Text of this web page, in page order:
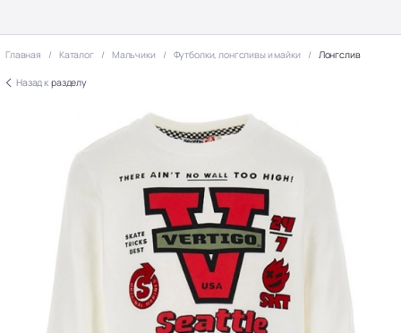
Главная Каталог Мальчики Футболки, лонгсливы и майки Лонгслив
Назад к разделу